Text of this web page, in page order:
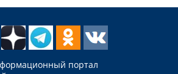
портал